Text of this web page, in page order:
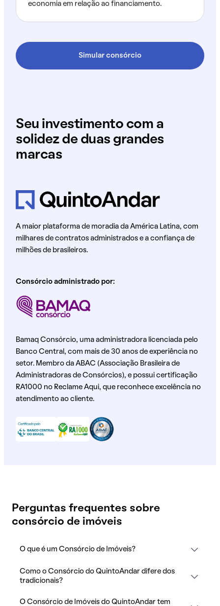
economia em relação ao financiamento.
Simular consórcio
Seu investimento com a
solidez de duas grandes
marcas
A maior plataforma de moradia da América Latina, com
milhares de contratos administrados e a confiança de
milhões de brasileiros.
Consórcio administrado por:
Bamaq Consórcio, uma administradora licenciada pelo
Banco Central, com mais de 30 anos de experiência no
setor. Membro da ABAC (Associação Brasileira de
Administradoras de Consórcios), e possui certificação
RA1000 no Reclame Aqui, que reconhece excelência no
atendimento ao cliente.
Perguntas frequentes sobre
consórcio de imóveis
O que é um Consórcio de Imóveis?
Como o Consórcio do QuintoAndar difere dos
tradicionais?
O Consórcio de Imóveis do QuintoAndar tem